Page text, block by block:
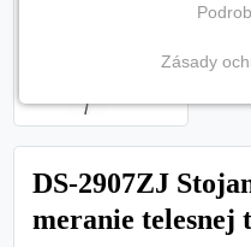
DS-2907ZJ
meranie telesnej
(vždy aktívne,
webovej stránky a
zabezpečiť jej plnú
Zásady